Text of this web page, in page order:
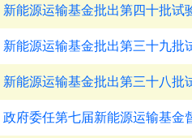
新能源运输基金批出第四十批试
新能源运输基金批出第三十九批
新能源运输基金批出第三十八批
政府委任第七届新能源运输基金